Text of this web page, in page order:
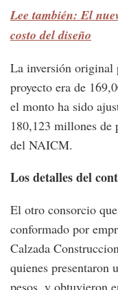
Lee también: El
costo del diseño
La inversión original
proyecto era de
el monto ha sido
180,123 millones de
del NAICM.
Los detalles del
El otro consorcio
conformado por
Calzada
quienes presentaron
pesos, y obtuvieron